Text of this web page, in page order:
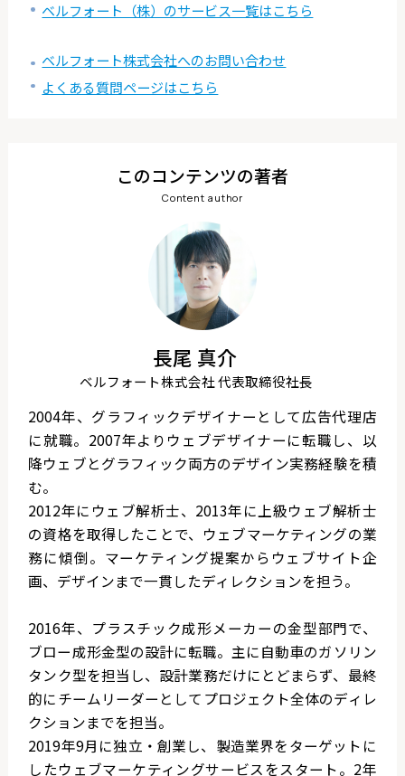
ベルフォート（株）のサービス一覧はこちら
ベルフォート株式会社へのお問い合わせ
よくある質問ページはこちら
このコンテンツの著者
長尾 真介
ベルフォート株式会社 代表取締役社長
2004年、グラフィックデザイナーとして広告代理店
に就職。2007年よりウェブデザイナーに転職し、以
降ウェブとグラフィック両方のデザイン実務経験を積
む。
2012年にウェブ解析士、2013年に上級ウェブ解析士
の資格を取得したことで、ウェブマーケティングの業
務に傾倒。マーケティング提案からウェブサイト企
画、デザインまで一貫したディレクションを担う。
2016年、プラスチック成形メーカーの金型部門で、
ブロー成形金型の設計に転職。主に自動車のガソリン
タンク型を担当し、設計業務だけにとどまらず、最終
的にチームリーダーとしてプロジェクト全体のディレ
クションまでを担当。
2019年9月に独立・創業し、製造業界をターゲットに
したウェブマーケティングサービスをスタート。2年